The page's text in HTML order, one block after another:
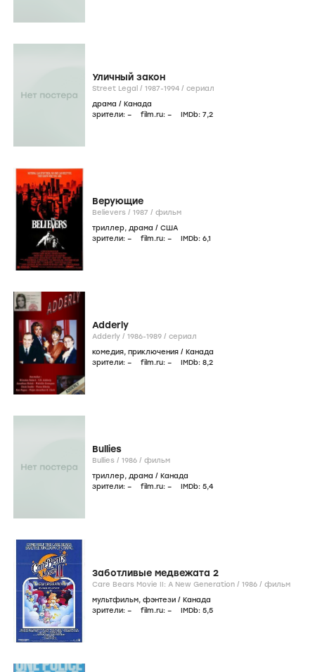
Уличный закон
Street Legal / 1987-1994 / сериал
драма / Канада
зрители: – film.ru: – IMDb: 7,2
Верующие
Believers / 1987 / фильм
триллер, драма / США
зрители: – film.ru: – IMDb: 6,1
Adderly
Adderly / 1986-1989 / сериал
комедия, приключения / Канада
зрители: – film.ru: – IMDb: 8,2
Bullies
Bullies / 1986 / фильм
триллер, драма / Канада
зрители: – film.ru: – IMDb: 5,4
Заботливые медвежата 2
Care Bears Movie II: A New Generation / 1986 / фильм
мультфильм, фэнтези / Канада
зрители: – film.ru: – IMDb: 5,5